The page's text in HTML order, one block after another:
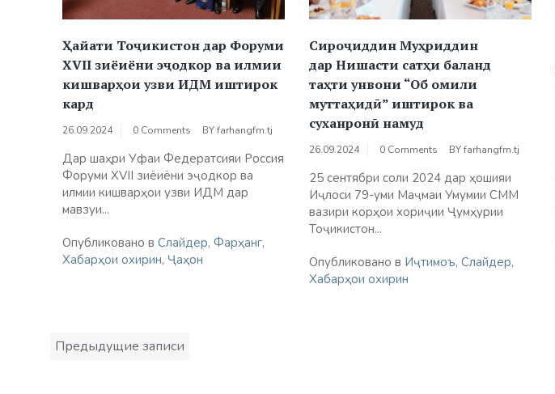
Ҳайати Тоҷикистон дар Форуми
XVII зиёиёни эҷодкор ва илмии
кишварҳои узви ИДМ иштирок
кард
26.09.2024 0 Comments BYfarhangfm.tj
Дар шаҳри Уфаи Федератсияи Россия
Форуми XVII зиёиёни эҷодкор ва
илмии кишварҳои узви ИДМ дар
мавзуи...
Опубликовано в Слайдер, Фарҳанг,
Хабарҳои охирин, Ҷаҳон
Сироҷиддин Муҳриддин
дар Нишасти сатҳи баланд
таҳти унвони “Об омили
муттаҳидӣ” иштирок ва
суханронӣ намуд
26.09.2024 0 Comments BYfarhangfm.tj
25 сентябри соли 2024 дар ҳошияи
Иҷлоси 79-уми Маҷмаи Умумии СММ
вазири корҳои хориҷии Ҷумҳурии
Тоҷикистон...
Опубликовано в Иҷтимоъ, Слайдер,
Хабарҳои охирин
Навигация
по
Предыдущие записи